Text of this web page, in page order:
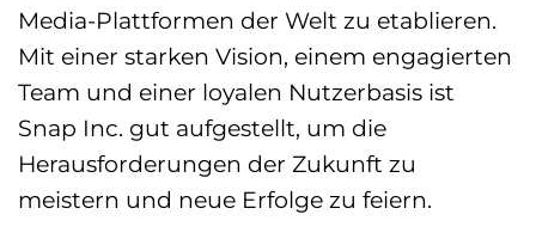
Media-Plattformen der Welt zu etablieren.
Mit einer starken Vision, einem engagierten
Team und einer loyalen Nutzerbasis ist
Snap Inc. gut aufgestellt, um die
Herausforderungen der Zukunft zu
meistern und neue Erfolge zu feiern.